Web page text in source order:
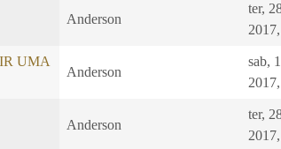
Anderson
ter,
UMA
Anderson
sab,
Anderson
ter,